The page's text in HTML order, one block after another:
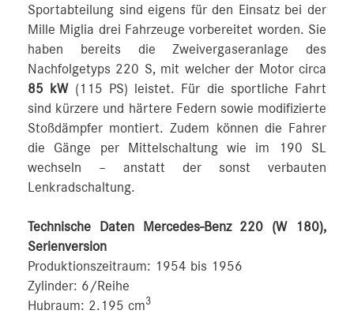
Sportabteilung sind eigens für den Einsatz bei der
Mille Miglia drei Fahrzeuge vorbereitet worden. Sie
haben bereits die Zweivergaseranlage des
Nachfolgetyps 220 S, mit welcher der Motor circa
85 kW(115 PS) leistet. Für die sportliche Fahrt
sind kürzere und härtere Federn sowie modifizierte
Stoßdämpfer montiert. Zudem können die Fahrer
die Gänge per Mittelschaltung wie im 190 SL
wechseln – anstatt der sonst verbauten
Lenkradschaltung.
Technische Daten Mercedes-Benz 220 (W 180),
Serienversion
Produktionszeitraum: 1954 bis 1956
Zylinder: 6/Reihe
Hubraum: 2.195 cm3